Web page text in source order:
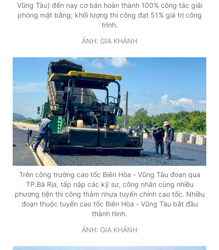
Vũng Tàu) đến nay cơ bản hoàn thành 100% công tác giải
phóng mặt bằng; khối lượng thi công đạt 51% giá trị công
trình.
ẢNH: GIA KHÁNH
Trên công trường cao tốc Biên Hòa - Vũng Tàu đoạn qua
TP.Bà Rịa, tấp nập các kỹ sư, công nhân cùng nhiều
phương tiện thi công thảm nhựa tuyến chính cao tốc. Nhiều
đoạn thuộc tuyến cao tốc Biên Hòa - Vũng Tàu bắt đầu
thành hình.
ẢNH: GIA KHÁNH